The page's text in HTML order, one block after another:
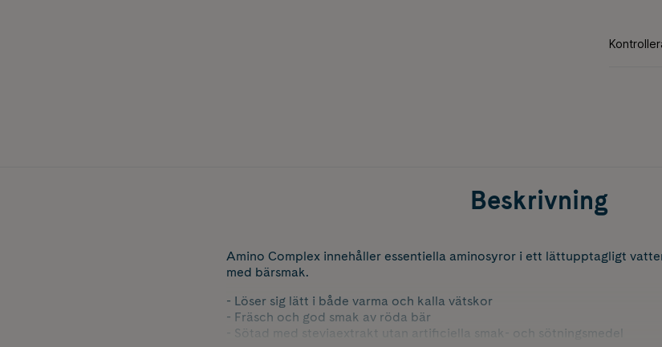
Beskrivning
Amino Complex innehåller essentiella aminosyror i ett lättupptagligt
med bärsmak.
- Löser sig lätt i både varma och kalla vätskor
- Fräsch och god smak av röda bär
- Sötad med steviaextrakt utan artificiella smak- och sötningsmedel